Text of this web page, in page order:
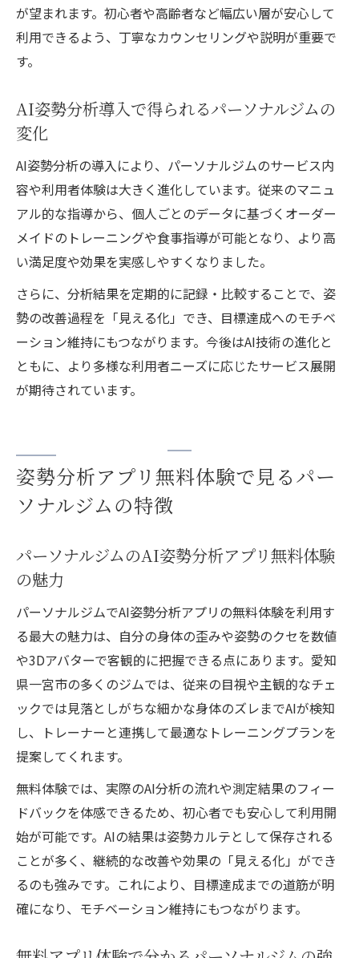
が望まれます。初心者や高齢者など幅広い層が安心して
利用できるよう、丁寧なカウンセリングや説明が重要で
す。
AI姿勢分析導入で得られるパーソナルジムの
変化
AI姿勢分析の導入により、パーソナルジムのサービス内
容や利用者体験は大きく進化しています。従来のマニュ
アル的な指導から、個人ごとのデータに基づくオーダー
メイドのトレーニングや食事指導が可能となり、より高
い満足度や効果を実感しやすくなりました。
さらに、分析結果を定期的に記録・比較することで、姿
勢の改善過程を「見える化」でき、目標達成へのモチベ
ーション維持にもつながります。今後はAI技術の進化と
ともに、より多様な利用者ニーズに応じたサービス展開
が期待されています。
姿勢分析アプリ無料体験で見るパー
ソナルジムの特徴
パーソナルジムのAI姿勢分析アプリ無料体験
の魅力
パーソナルジムでAI姿勢分析アプリの無料体験を利用す
る最大の魅力は、自分の身体の歪みや姿勢のクセを数値
や3Dアバターで客観的に把握できる点にあります。愛知
県一宮市の多くのジムでは、従来の目視や主観的なチェ
ックでは見落としがちな細かな身体のズレまでAIが検知
し、トレーナーと連携して最適なトレーニングプランを
提案してくれます。
無料体験では、実際のAI分析の流れや測定結果のフィー
ドバックを体感できるため、初心者でも安心して利用開
始が可能です。AIの結果は姿勢カルテとして保存される
ことが多く、継続的な改善や効果の「見える化」ができ
るのも強みです。これにより、目標達成までの道筋が明
確になり、モチベーション維持にもつながります。